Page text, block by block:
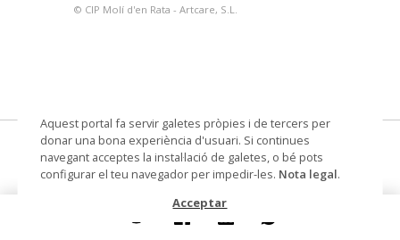
© CIP Molí d'en Rata - Artcare, S.L.
aixada
Datació segle XX
Aquest portal fa servir galetes pròpies i de tercers per
donar una bona experiència d'usuari. Si continues
navegant acceptes la instal·lació de galetes, o bé pots
configurar el teu navegador per impedir-les. Nota legal.
Acceptar